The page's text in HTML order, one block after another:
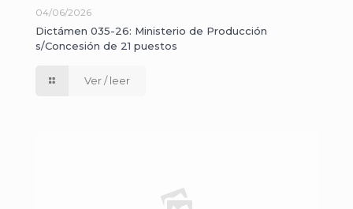
04/06/2026
Dictámen 035-26: Ministerio de Producción
s/Concesión de 21 puestos
Ver / leer